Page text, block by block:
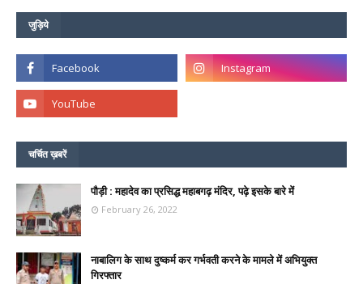
जुड़िये
चर्चित ख़बरें
पौड़ी : महादेव का प्रसिद्ध महाबगढ़ मंदिर, पढ़े इसके बारे में
February 26, 2022
नाबालिग के साथ दुष्कर्म कर गर्भवती करने के मामले में अभियुक्त
गिरफ्तार